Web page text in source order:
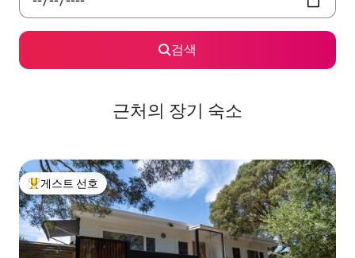
검색
근처의 장기 숙소
상위 게스트 선호
게스트 선호